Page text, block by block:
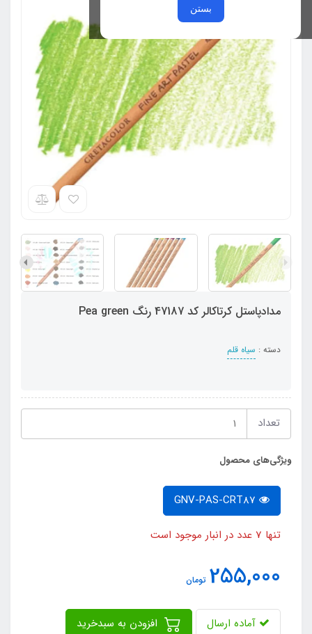
بستن
مدادپاستل کرتاکالر کد 47187 رنگ Pea green
دسته : سیاه قلم
تعداد
ویژگی‌های محصول
تنها 7 عدد در انبار موجود است
255,000 تومان
آماده ارسال